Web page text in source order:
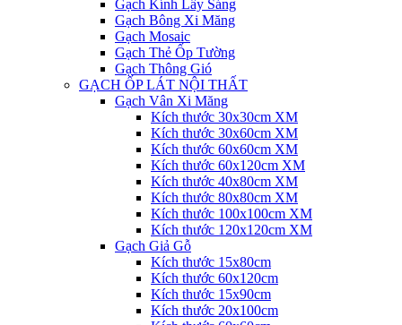
Gạch Kính Lấy Sáng
Gạch Bông Xi Măng
Gạch Mosaic
Gạch Thẻ Ốp Tường
Gạch Thông Gió
GẠCH ỐP LÁT NỘI THẤT
Gạch Vân Xi Măng
Kích thước 30x30cm XM
Kích thước 30x60cm XM
Kích thước 60x60cm XM
Kích thước 60x120cm XM
Kích thước 40x80cm XM
Kích thước 80x80cm XM
Kích thước 100x100cm XM
Kích thước 120x120cm XM
Gạch Giả Gỗ
Kích thước 15x80cm
Kích thước 60x120cm
Kích thước 15x90cm
Kích thước 20x100cm